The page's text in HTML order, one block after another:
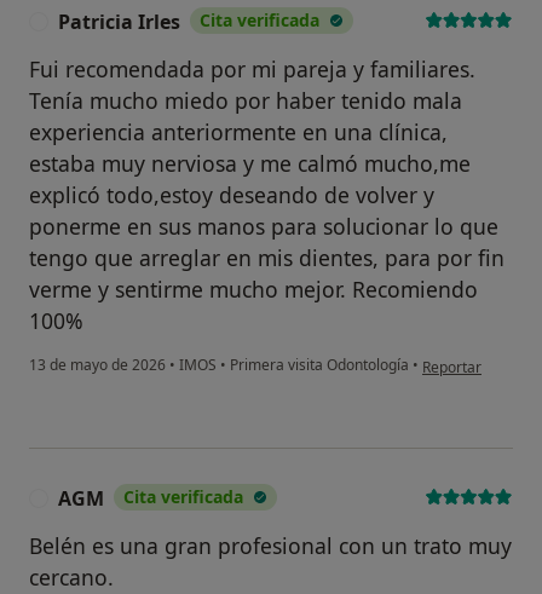
Patricia Irles Cita verificada
Fui recomendada por mi pareja y familiares.
Tenía mucho miedo por haber tenido mala
experiencia anteriormente en una clínica,
estaba muy nerviosa y me calmó mucho,me
explicó todo,estoy deseando de volver y
ponerme en sus manos para solucionar lo que
tengo que arreglar en mis dientes, para por fin
verme y sentirme mucho mejor. Recomiendo
100%
13 de mayo de 2026 • IMOS • Primera visita Odontología • en opinión del
Reportar
AGM Cita verificada
Belén es una gran profesional con un trato muy
cercano.